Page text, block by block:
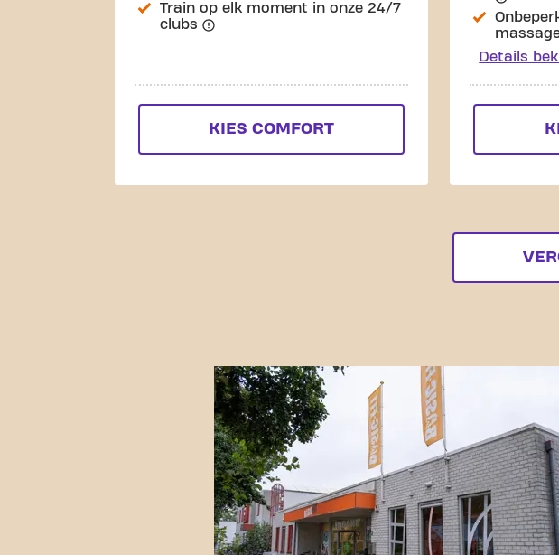
Train op elk moment in onze 24/7
clubs
KIES COMFORT
Details